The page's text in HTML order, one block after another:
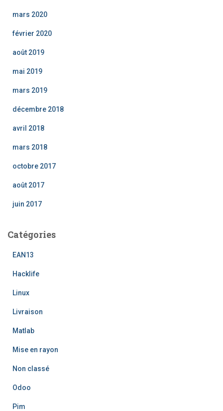
mars 2020
février 2020
août 2019
mai 2019
mars 2019
décembre 2018
avril 2018
mars 2018
octobre 2017
août 2017
juin 2017
Catégories
EAN13
Hacklife
Linux
Livraison
Matlab
Mise en rayon
Non classé
Odoo
Pim